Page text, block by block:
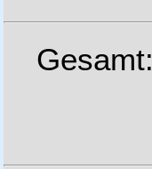
Gesamt: